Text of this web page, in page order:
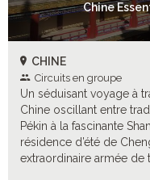
Chine
CHINE
Circuits en groupe
Un séduisant voyage à
Chine oscillant entre
Pékin à la fascinante
résidence d’été de
extraordinaire armée de